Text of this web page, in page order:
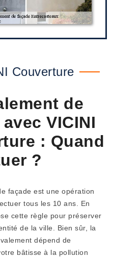
Couverture
de
VICINI
: Quand
?
façade est une opération
tous les 10 ans. En
cette règle pour préserver
de la ville. Bien sûr, la
dépend de
bâtisse à la pollution